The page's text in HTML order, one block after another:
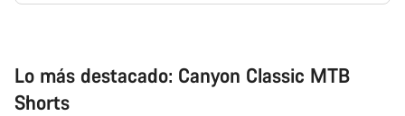
Lo más destacado: Canyon Classic MTB
Shorts